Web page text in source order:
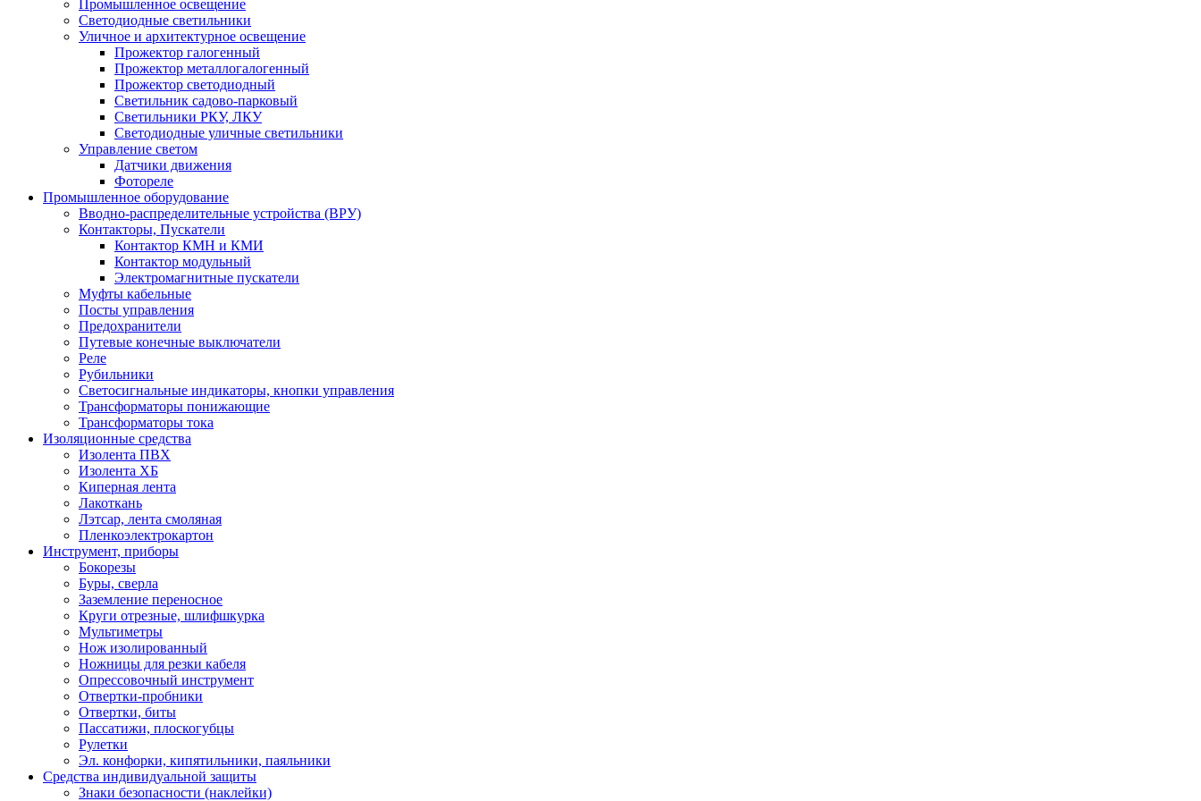
Промышленное освещение
Светодиодные светильники
Уличное и архитектурное освещение
Прожектор галогенный
Прожектор металлогалогенный
Прожектор светодиодный
Светильник садово-парковый
Светильники РКУ, ЛКУ
Светодиодные уличные светильники
Управление светом
Датчики движения
Фотореле
Промышленное оборудование
Вводно-распределительные устройства (ВРУ)
Контакторы, Пускатели
Контактор КМН и КМИ
Контактор модульный
Электромагнитные пускатели
Муфты кабельные
Посты управления
Предохранители
Путевые конечные выключатели
Реле
Рубильники
Светосигнальные индикаторы, кнопки управления
Трансформаторы понижающие
Трансформаторы тока
Изоляционные средства
Изолента ПВХ
Изолента ХБ
Киперная лента
Лакоткань
Лэтсар, лента смоляная
Пленкоэлектрокартон
Инструмент, приборы
Бокорезы
Буры, сверла
Заземление переносное
Круги отрезные, шлифшкурка
Мультиметры
Нож изолированный
Ножницы для резки кабеля
Опрессовочный инструмент
Отвертки-пробники
Отвертки, биты
Пассатижи, плоскогубцы
Рулетки
Эл. конфорки, кипятильники, паяльники
Средства индивидуальной защиты
Знаки безопасности (наклейки)